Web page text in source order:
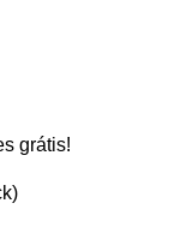
grátis!